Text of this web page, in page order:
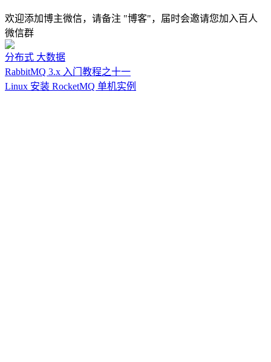
欢迎添加博主微信，请备注 "博客"，届时会邀请您加入百人
微信群
分布式 大数据
RabbitMQ 3.x 入门教程之十一
Linux 安装 RocketMQ 单机实例